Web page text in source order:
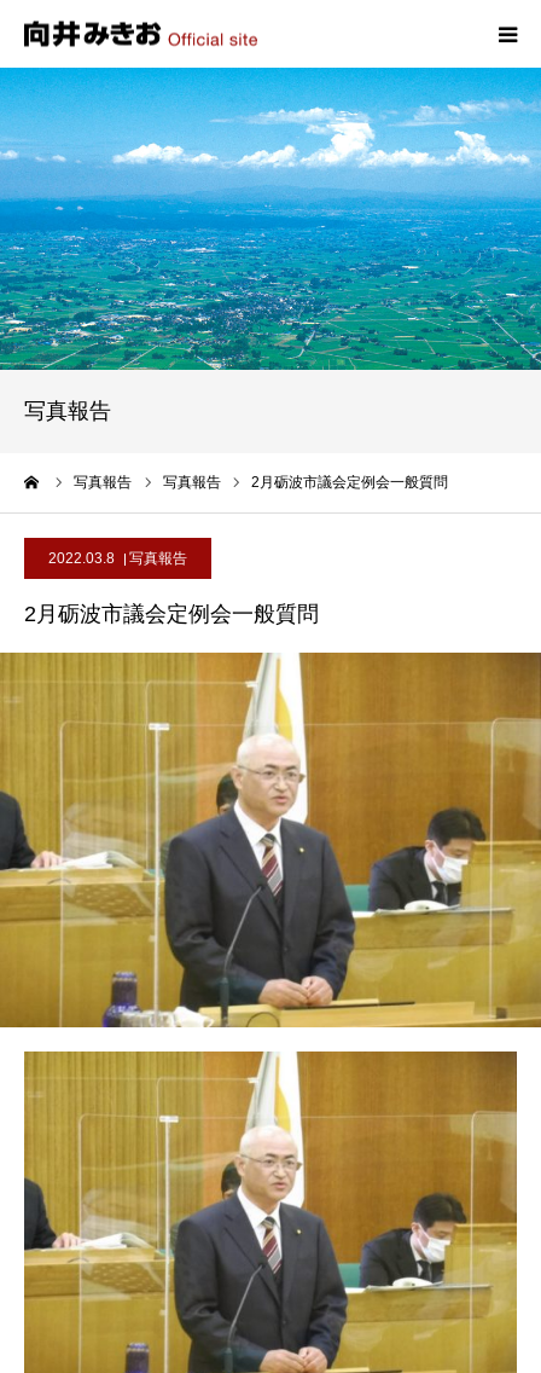
写真報告
写真報告 写真報告 2月砺波市議会定例会一般質問
2022.03.8 写真報告
2月砺波市議会定例会一般質問
HOME
プロフィール
政策
活動報告